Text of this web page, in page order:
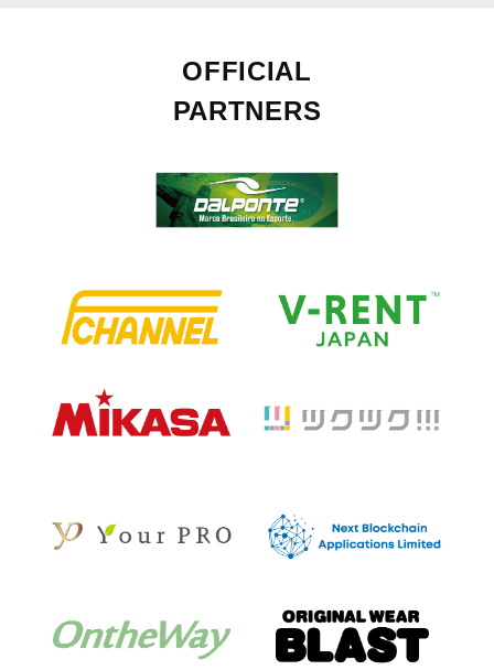
OFFICIAL
PARTNERS